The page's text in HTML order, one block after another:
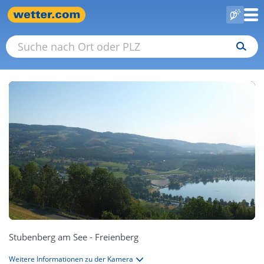
Stubenberg am See - Freienberg
Weitere Informationen zu der Kamera